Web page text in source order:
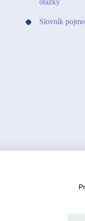
otázky
Slovník